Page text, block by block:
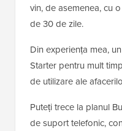
vin, de asemenea, cu
de 30 de zile.
Din experiența mea,
Starter pentru mult
de utilizare ale
Puteți trece la planul
de suport telefonic,